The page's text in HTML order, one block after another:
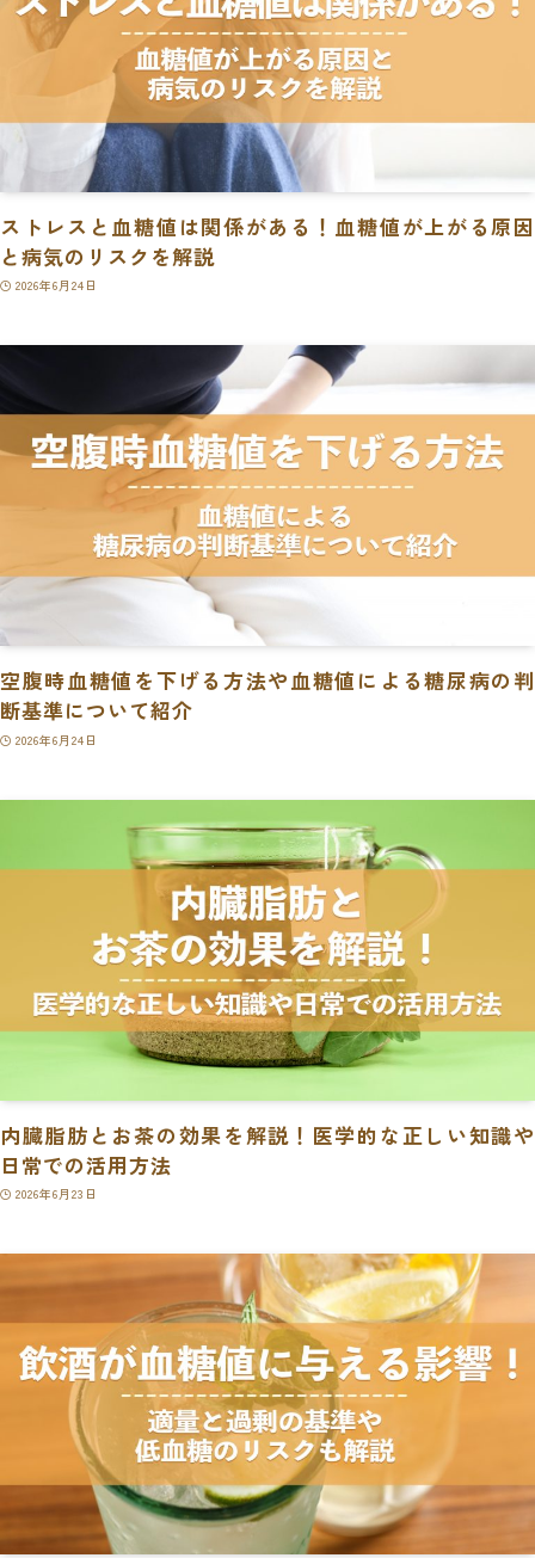
ストレスと血糖値は関係がある！血糖値が上がる原因
と病気のリスクを解説
2026年6月24日
空腹時血糖値を下げる方法や血糖値による糖尿病の判
断基準について紹介
2026年6月24日
内臓脂肪とお茶の効果を解説！医学的な正しい知識や
日常での活用方法
2026年6月23日